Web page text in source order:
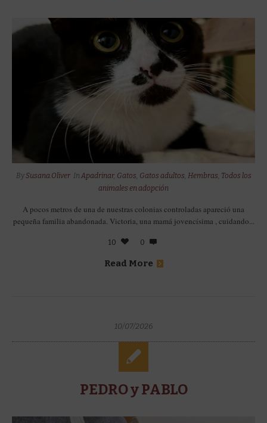
By Susana.Oliver In Apadrinar, Gatos, Gatos adultos, Hembras, Todos los
animales en adopción
A pocos metros de una de nuestras colonias controladas apareció una
pequeña familia abandonada. Victoria, una mamá jovencísima , cuidando...
10 0
Read More
10/07/2026
PEDRO y PABLO